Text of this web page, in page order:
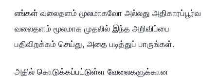
எங்கள் வலைதளம் மூலமாகவோ அல்லது அதிகாரப்பூர்வ
வலைதளம் மூலமாக முதலில் இந்த அறிவிப்பை
பதிவிறக்கம் செய்து, அதை படித்துப் பாருங்கள்.
அதில் கொடுக்கப்பட்டுள்ள வேலைகளுக்கான